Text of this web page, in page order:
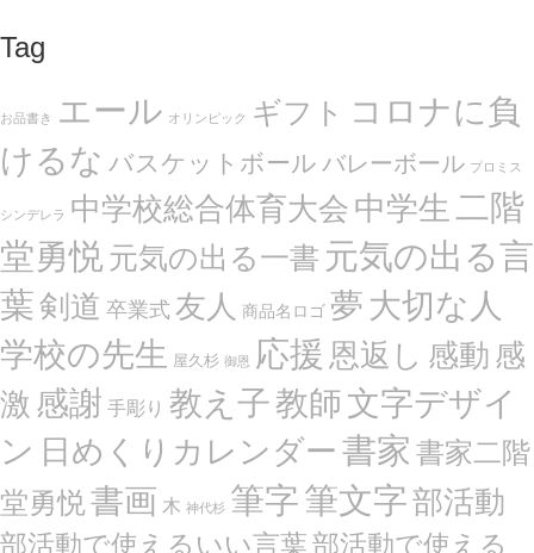
Tag
お品書き エール オリンピック ギフト コロナに負
けるな バスケットボール バレーボール プロミス
シンデレラ 中学校総合体育大会 中学生 二階
堂勇悦 元気の出る一書 元気の出る言
葉剣道 卒業式 友人 商品名ロゴ 夢 大切な人
学校の先生 屋久杉 御恩 応援 恩返し 感動 感
激 感謝 手彫り 教え子教師文字デザイ
ン 日めくりカレンダー 書家 書家二階
堂勇悦書画 木 神代杉 筆字筆文字部活動
部活動で使えるいい言葉部活動で使える